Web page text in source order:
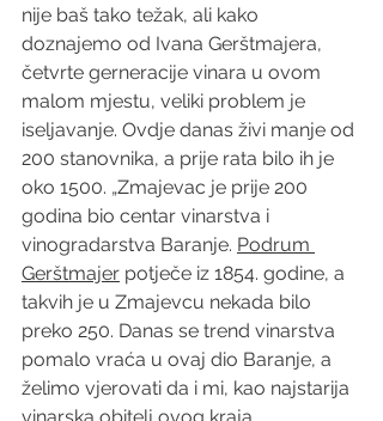
nije baš tako težak, ali kako
doznajemo od Ivana Gerštmajera,
četvrte gerneracije vinara u ovom
malom mjestu, veliki problem je
iseljavanje. Ovdje danas živi manje od
200 stanovnika, a prije rata bilo ih je
oko 1500. „Zmajevac je prije 200
godina bio centar vinarstva i
vinogradarstva Baranje. Podrum
Gerštmajer potječe iz 1854. godine, a
takvih je u Zmajevcu nekada bilo
preko 250. Danas se trend vinarstva
pomalo vraća u ovaj dio Baranje, a
želimo vjerovati da i mi, kao najstarija
vinarska obitelj ovog kraja,